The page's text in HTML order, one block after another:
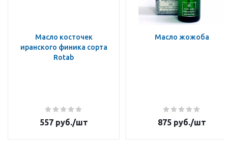
Масло косточек
иранского финика сорта
Rotab
557руб./шт
Масло жожоба
875руб./шт